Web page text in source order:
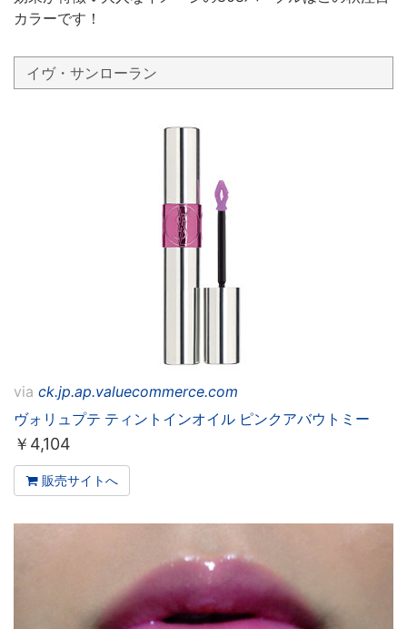
カラーです！
イヴ・サンローラン
via ck.jp.ap.valuecommerce.com
ヴォリュプテ ティントインオイル ピンクアバウトミー
￥ 4,104
販売サイトへ